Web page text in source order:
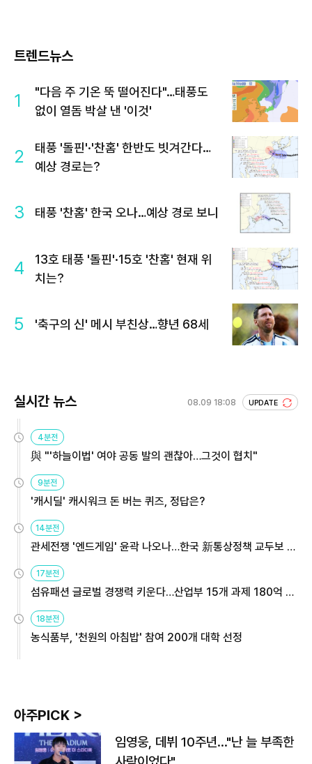
트렌드뉴스
1
"다음 주 기온 뚝 떨어진다"…태풍도
없이 열돔 박살 낸 '이것'
2
태풍 '돌핀'·'찬홈' 한반도 빗겨간다…
예상 경로는?
3 태풍 '찬홈' 한국 오나…예상 경로 보니
4
13호 태풍 '돌핀'·15호 '찬홈' 현재 위
치는?
5 '축구의 신' 메시 부친상…향년 68세
실시간 뉴스 08.09 18:08 UPDATE
4분전
與 "'하늘이법' 여야 공동 발의 괜찮아…그것이 협치"
9분전
'캐시딜' 캐시워크 돈 버는 퀴즈, 정답은?
14분전
관세전쟁 '엔드게임' 윤곽 나오나…한국 新통상정책 교두보 활
17분전
섬유패션 글로벌 경쟁력 키운다…산업부 15개 과제 180억 지
18분전
농식품부, '천원의 아침밥' 참여 200개 대학 선정
아주PICK >
임영웅, 데뷔 10주년…"난 늘 부족한